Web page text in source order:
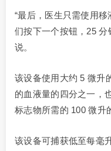
“最后，医生只需使用
们按下一个按钮，25 分
说。
该设备使用大约 5 微升
的血液量的四分之一，
标志物所需的 100 微升
该设备可捕获低至每毫